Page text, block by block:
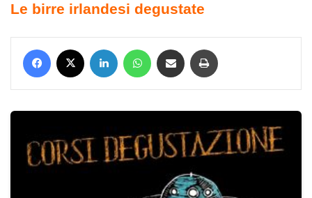
Le birre irlandesi degustate
Facebook LinkedIn WhatsApp Condividi via mail